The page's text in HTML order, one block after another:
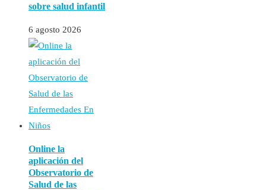
sobre salud infantil
6 agosto 2026
Online la
aplicación del
Observatorio de
Salud de las